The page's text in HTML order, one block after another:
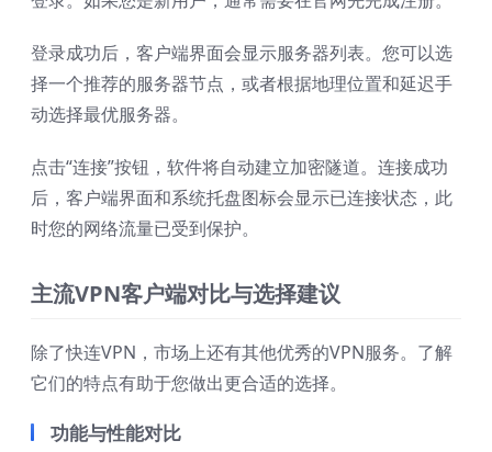
登录成功后，客户端界面会显示服务器列表。您可以选
择一个推荐的服务器节点，或者根据地理位置和延迟手
动选择最优服务器。
点击“连接”按钮，软件将自动建立加密隧道。连接成功
后，客户端界面和系统托盘图标会显示已连接状态，此
时您的网络流量已受到保护。
主流VPN客户端对比与选择建议
除了快连VPN，市场上还有其他优秀的VPN服务。了解
它们的特点有助于您做出更合适的选择。
功能与性能对比